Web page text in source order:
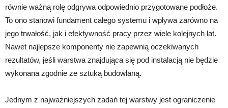
równie ważną rolę odgrywa odpowiednio przygotowane podłoże.
To ono stanowi fundament całego systemu i wpływa zarówno na
jego trwałość, jak i efektywność pracy przez wiele kolejnych lat.
Nawet najlepsze komponenty nie zapewnią oczekiwanych
rezultatów, jeśli warstwa znajdująca się pod instalacją nie będzie
wykonana zgodnie ze sztuką budowlaną.
Jednym z najważniejszych zadań tej warstwy jest ograniczenie